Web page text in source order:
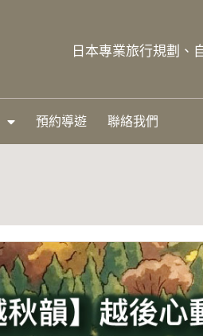
日本專業旅行規劃、
預約導遊 聯絡我們